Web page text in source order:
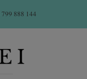
799 888 144